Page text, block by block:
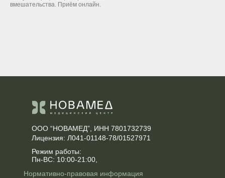
вмешательства. Приём онлайн.
Лицензия: Л041-01148-78/01527971
ООО “НОВАМЕД”, ИНН 7801732739
Режим работы:
Пн-ВС: 10:00-21:00,
Нормативно-правовая информация